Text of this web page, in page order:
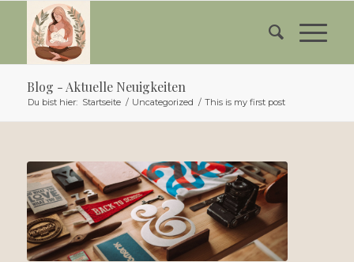
Blog - Aktuelle Neuigkeiten
Du bist hier: Startseite / Uncategorized / This is my first post